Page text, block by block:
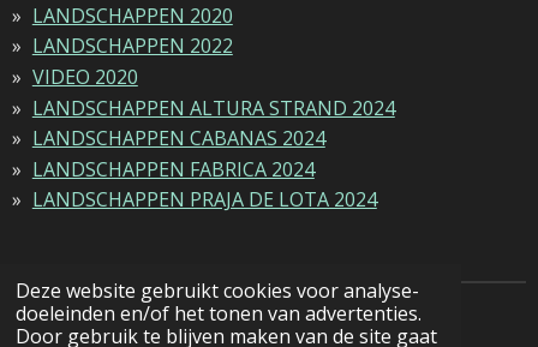
Deze website gebruikt cookies voor analyse-
doeleinden en/of het tonen van advertenties.
Door gebruik te blijven maken van de site gaat
LANDSCHAPPEN 2020
LANDSCHAPPEN 2022
VIDEO 2020
LANDSCHAPPEN ALTURA STRAND 2024
LANDSCHAPPEN CABANAS 2024
LANDSCHAPPEN FABRICA 2024
LANDSCHAPPEN PRAJA DE LOTA 2024
© 2022 - 2026 Natuurfotografie